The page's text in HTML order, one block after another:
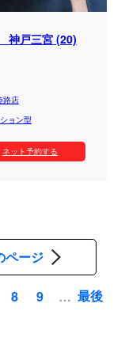
神戸三宮 (20)
路店
ョン型
ネット予約する
8 9 …
ページ
最後